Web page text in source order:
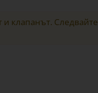
и клапанът. Следвайте